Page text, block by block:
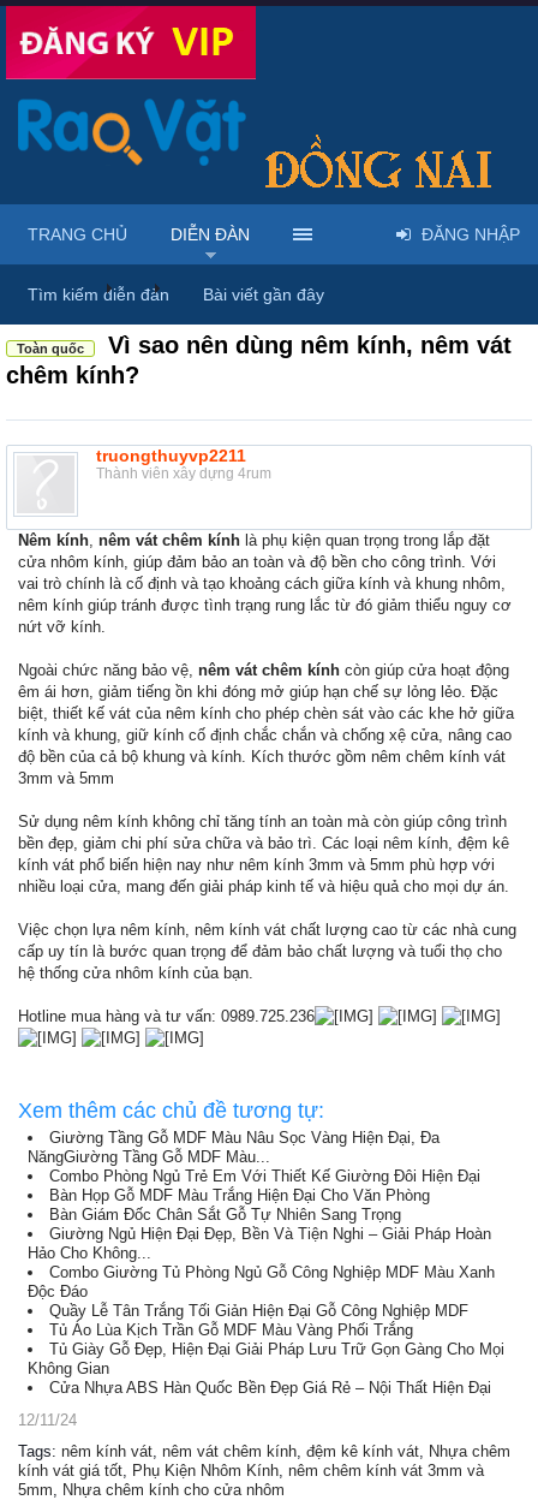
Diễn đàn ... Nội thất & Ngoại thất
Toàn quốc
Vì sao nên dùng nêm kính, nêm vát
chêm kính?
truongthuyvp2211
Thành viên xây dựng 4rum
Nêm kính, nêm vát chêm kính là phụ kiện quan trọng trong lắp đặt
cửa nhôm kính, giúp đảm bảo an toàn và độ bền cho công trình. Với
vai trò chính là cố định và tạo khoảng cách giữa kính và khung nhôm,
nêm kính giúp tránh được tình trạng rung lắc từ đó giảm thiểu nguy cơ
nứt vỡ kính.
Ngoài chức năng bảo vệ, nêm vát chêm kính còn giúp cửa hoạt động
êm ái hơn, giảm tiếng ồn khi đóng mở giúp hạn chế sự lỏng lẻo. Đặc
biệt, thiết kế vát của nêm kính cho phép chèn sát vào các khe hở giữa
kính và khung, giữ kính cố định chắc chắn và chống xệ cửa, nâng cao
độ bền của cả bộ khung và kính. Kích thước gồm nêm chêm kính vát
3mm và 5mm
Sử dụng nêm kính không chỉ tăng tính an toàn mà còn giúp công trình
bền đẹp, giảm chi phí sửa chữa và bảo trì. Các loại nêm kính, đệm kê
kính vát phổ biến hiện nay như nêm kính 3mm và 5mm phù hợp với
nhiều loại cửa, mang đến giải pháp kinh tế và hiệu quả cho mọi dự án.
Việc chọn lựa nêm kính, nêm kính vát chất lượng cao từ các nhà cung
cấp uy tín là bước quan trọng để đảm bảo chất lượng và tuổi thọ cho
hệ thống cửa nhôm kính của bạn.
Hotline mua hàng và tư vấn: 0989.725.236
Xem thêm các chủ đề tương tự:
Giường Tầng Gỗ MDF Màu Nâu Sọc Vàng Hiện Đại, Đa
NăngGiường Tầng Gỗ MDF Màu...
Combo Phòng Ngủ Trẻ Em Với Thiết Kế Giường Đôi Hiện Đại
Bàn Họp Gỗ MDF Màu Trắng Hiện Đại Cho Văn Phòng
Bàn Giám Đốc Chân Sắt Gỗ Tự Nhiên Sang Trọng
Giường Ngủ Hiện Đại Đẹp, Bền Và Tiện Nghi – Giải Pháp Hoàn
Hảo Cho Không...
Combo Giường Tủ Phòng Ngủ Gỗ Công Nghiệp MDF Màu Xanh
Độc Đáo
Quầy Lễ Tân Trắng Tối Giản Hiện Đại Gỗ Công Nghiệp MDF
Tủ Áo Lùa Kịch Trần Gỗ MDF Màu Vàng Phối Trắng
Tủ Giày Gỗ Đẹp, Hiện Đại Giải Pháp Lưu Trữ Gọn Gàng Cho Mọi
Không Gian
Cửa Nhựa ABS Hàn Quốc Bền Đẹp Giá Rẻ – Nội Thất Hiện Đại
12/11/24
Tags: nêm kính vát, nêm vát chêm kính, đệm kê kính vát, Nhựa chêm
kính vát giá tốt, Phụ Kiện Nhôm Kính, nêm chêm kính vát 3mm và
5mm, Nhựa chêm kính cho cửa nhôm
TRANG CHỦ DIỄN ĐÀN
Tìm kiếm diễn đàn Bài viết gần đây
ĐĂNG NHẬP